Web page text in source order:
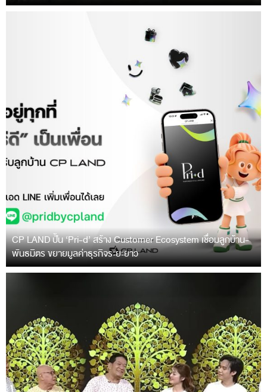
CP LAND ปั้น ‘Pri-d’ สร้าง Customer Ecosystem เชื่อมลูกบ้าน-
พันธมิตร ขยายมูลค่าธุรกิจระยะยาว